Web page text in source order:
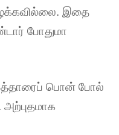
இதை
போதுமா
பொன் போல்